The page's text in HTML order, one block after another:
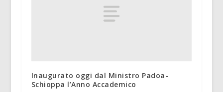
Inaugurato oggi dal Ministro Padoa-
Schioppa l’Anno Accademico